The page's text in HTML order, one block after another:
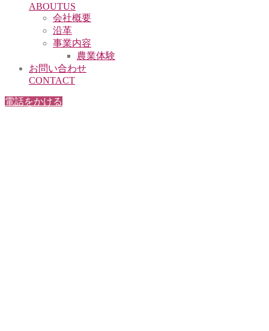
ABOUTUS
会社概要
沿革
事業内容
農業体験
お問い合わせ
CONTACT
電話をかける